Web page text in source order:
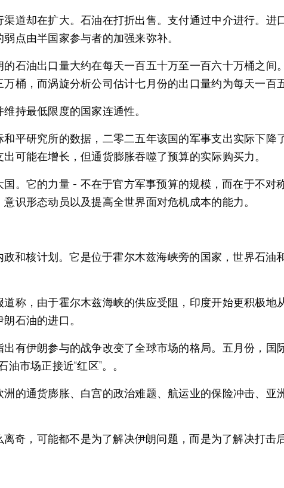
道却在扩大。石油在打折出售。支付通过中介进行。进
点由半国家参与者的加强来弥补。
石油出口量大约在每天一百五十万至一百六十万桶之间
桶，而涡旋分析公司估计七月份的出口量约为每天一百
持最低限度的国家连通性。
平研究所的数据，二零二五年该国的军事支出实际下降
可能在增长，但通货膨胀吞噬了预算的实际购买力。
。它的力量 - 不在于官方军事预算的规模，而在于不对
识形态动员以及提高全世界面对危机成本的能力。
和核计划。它是位于霍尔木兹海峡旁的国家，世界石油
称，由于霍尔木兹海峡的供应受阻，印度开始更积极地
石油的进口。
有伊朗参与的战争改变了全球市场的格局。五月份，国
市场正接近“红区”。。
的通货膨胀、白宫的政治难题、航运业的保险冲击、亚
奇，可能都不是为了解决伊朗问题，而是为了解决打击